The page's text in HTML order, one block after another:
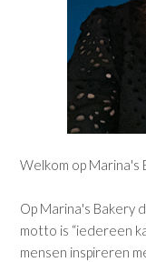
Welkom op Marina's
Op Marina's Bakery
motto is “iedereen
mensen inspireren